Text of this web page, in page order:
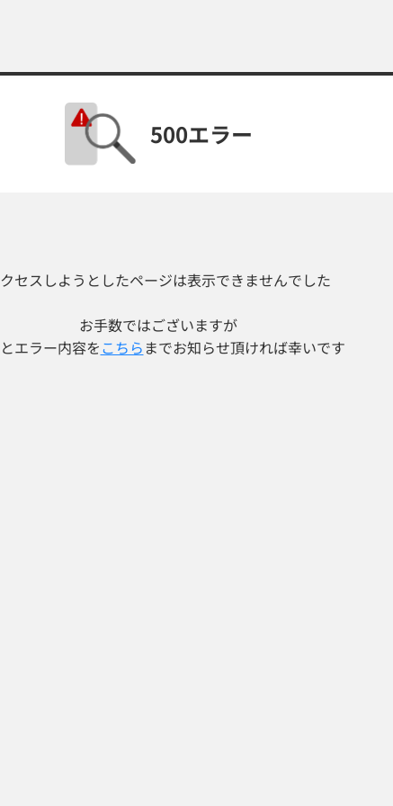
500エラー
セスしようとしたページは表示できませんでした
お手数ではございますが
エラー内容をこちら までお知らせ頂ければ幸いです